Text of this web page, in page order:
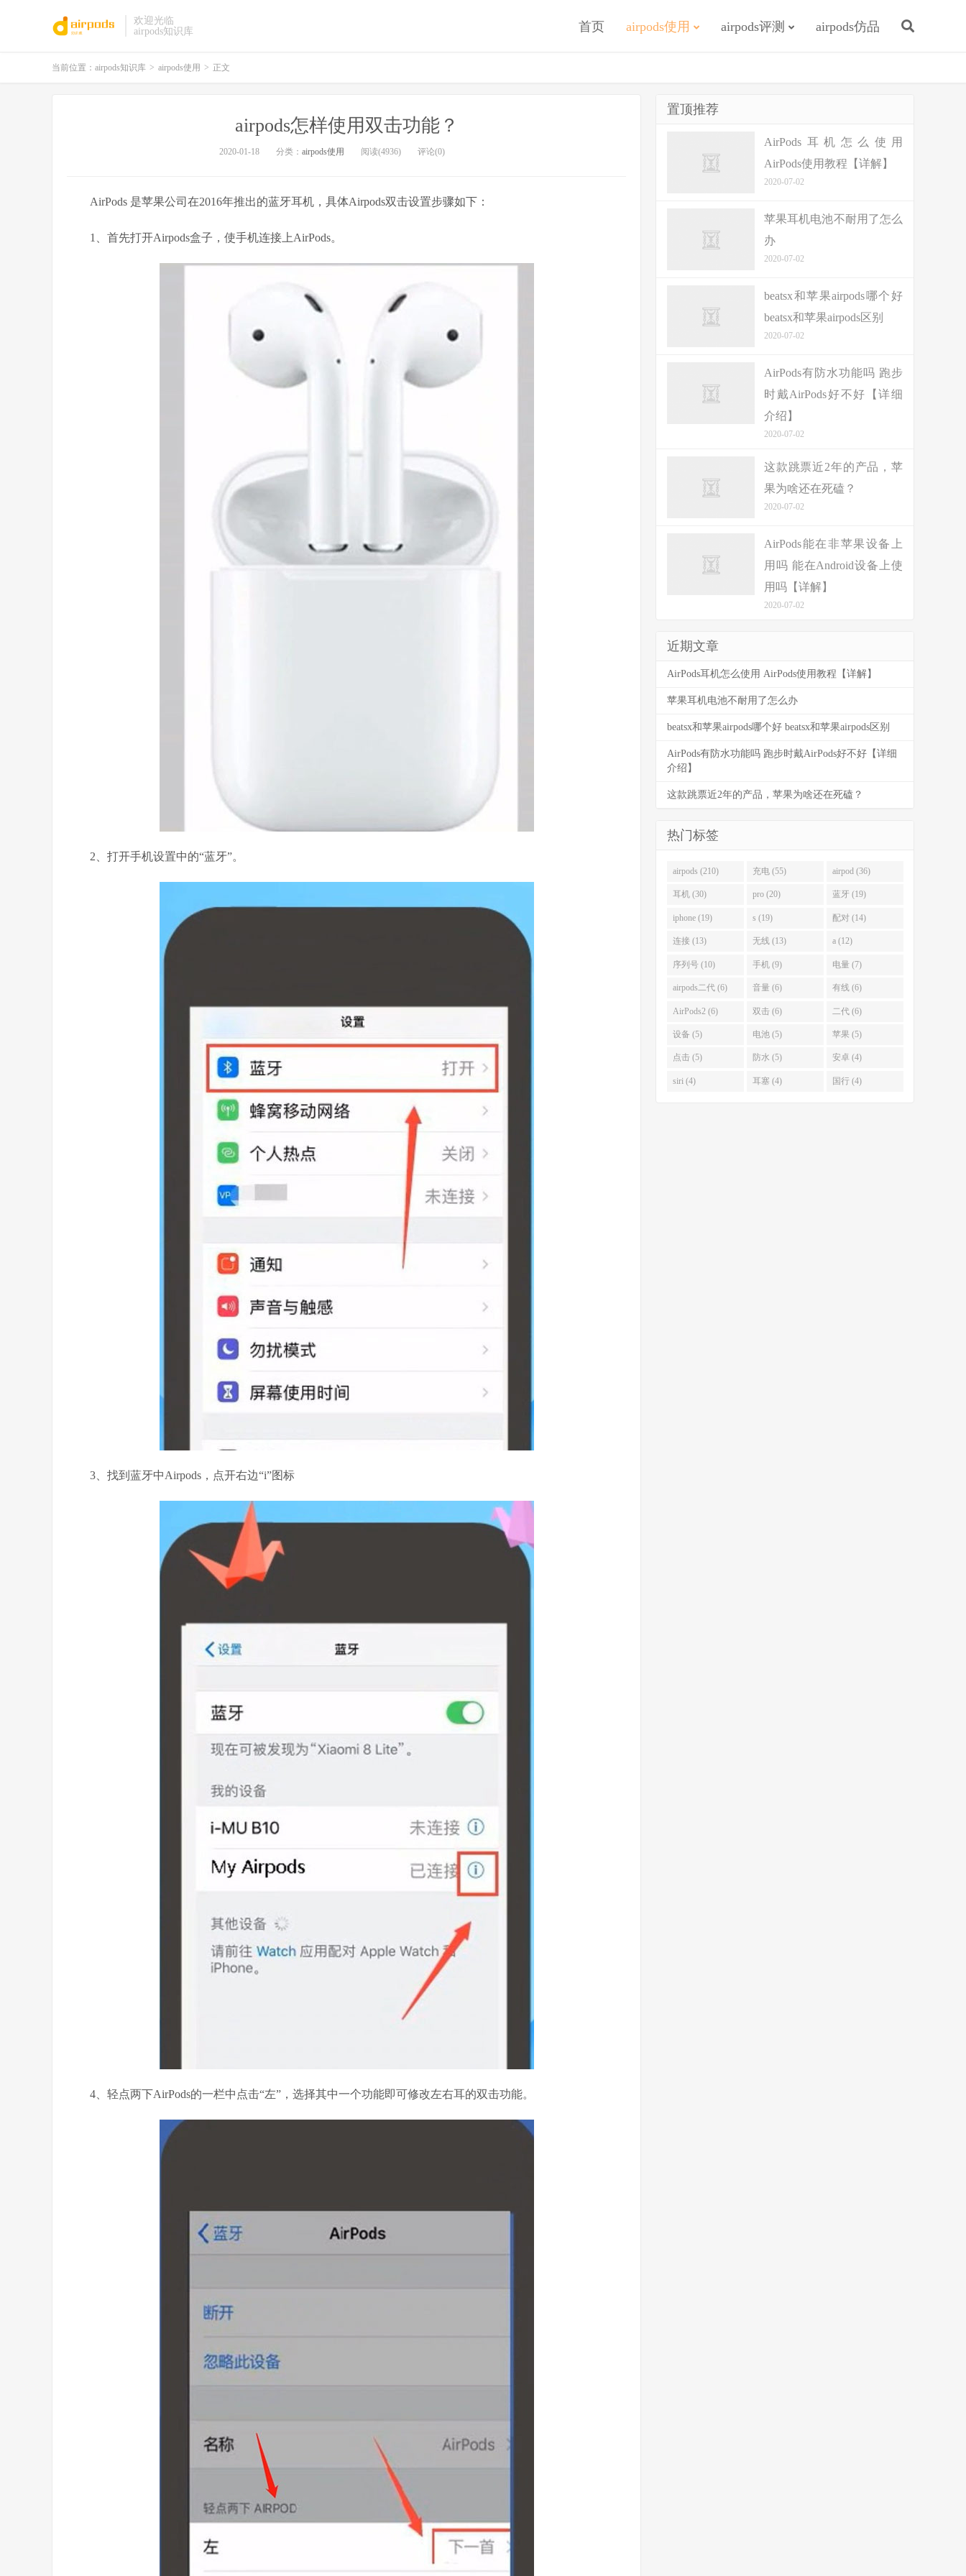
欢迎光临
airpods知识库
首页 airpods使用 airpods评测 airpods仿品
当前位置： airpods知识库 > airpods使用 > 正文
airpods怎样使用双击功能？
2020-01-18 分类： airpods使用 阅读(4936) 评论(0)
AirPods 是苹果公司在2016年推出的蓝牙耳机，具体Airpods双击设置步骤如下：
1、首先打开Airpods盒子，使手机连接上AirPods。
2、打开手机设置中的“蓝牙”。
3、找到蓝牙中Airpods，点开右边“i”图标
4、轻点两下AirPods的一栏中点击“左”，选择其中一个功能即可修改左右耳的双击功能。
置顶推荐
AirPods耳机怎么使用
AirPods使用教程【详解】
2020-07-02
苹果耳机电池不耐用了怎么
办
2020-07-02
beatsx和苹果airpods哪个好
beatsx和苹果airpods区别
2020-07-02
AirPods有防水功能吗 跑步
时戴AirPods好不好【详细
介绍】
2020-07-02
这款跳票近2年的产品，苹
果为啥还在死磕？
2020-07-02
AirPods能在非苹果设备上
用吗 能在Android设备上使
用吗【详解】
2020-07-02
近期文章
AirPods耳机怎么使用 AirPods使用教程【详解】
苹果耳机电池不耐用了怎么办
beatsx和苹果airpods哪个好 beatsx和苹果airpods区别
AirPods有防水功能吗 跑步时戴AirPods好不好【详细
介绍】
这款跳票近2年的产品，苹果为啥还在死磕？
热门标签
airpods (210) 充电 (55) airpod (36)
耳机 (30) pro (20) 蓝牙 (19)
iphone (19) s (19) 配对 (14)
连接 (13) 无线 (13) a (12)
序列号 (10) 手机 (9) 电量 (7)
airpods二代 (6) 音量 (6) 有线 (6)
AirPods2 (6) 双击 (6) 二代 (6)
设备 (5) 电池 (5) 苹果 (5)
点击 (5) 防水 (5) 安卓 (4)
siri (4) 耳塞 (4) 国行 (4)